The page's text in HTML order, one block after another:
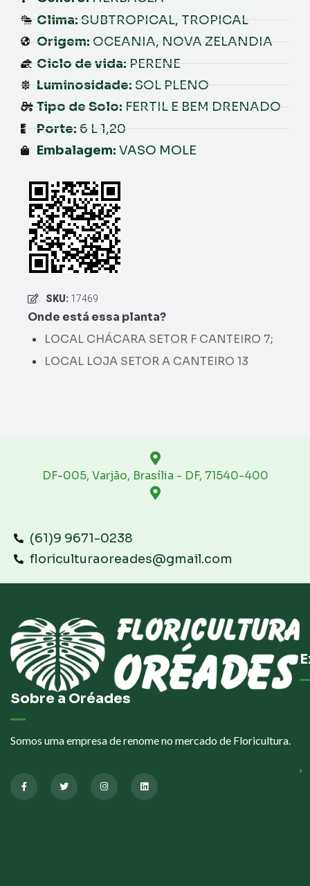
Clima: SUBTROPICAL, TROPICAL
Origem: OCEANIA, NOVA ZELANDIA
Ciclo de vida: PERENE
Luminosidade: SOL PLENO
Tipo de Solo: FERTIL E BEM DRENADO
Porte: 6 L 1,20
Embalagem: VASO MOLE
SKU: 17469
Onde está essa planta?
LOCAL CHÁCARA SETOR F CANTEIRO 7;
LOCAL LOJA SETOR A CANTEIRO 13
DF-005, Varjão, Brasília - DF, 71540-400
(61)9 9671-0238
floriculturaoreades@gmail.com
Sobre a Oréades
Somos uma empresa de renome no mercado de Floricultura.